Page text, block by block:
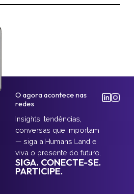
O agora acontece nas
redes
Insights, tendências,
conversas que importam
— siga a Humans Land e
viva o presente do futuro.
SIGA. CONECTE-SE.
PARTICIPE.